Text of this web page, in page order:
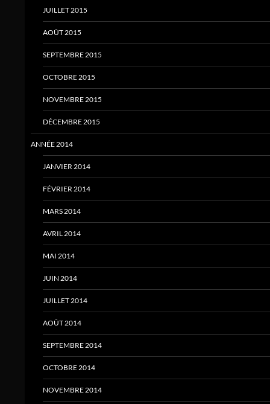
JUILLET 2015
AOÛT 2015
SEPTEMBRE 2015
OCTOBRE 2015
NOVEMBRE 2015
DÉCEMBRE 2015
ANNÉE 2014
JANVIER 2014
FÉVRIER 2014
MARS 2014
AVRIL 2014
MAI 2014
JUIN 2014
JUILLET 2014
AOÛT 2014
SEPTEMBRE 2014
OCTOBRE 2014
NOVEMBRE 2014